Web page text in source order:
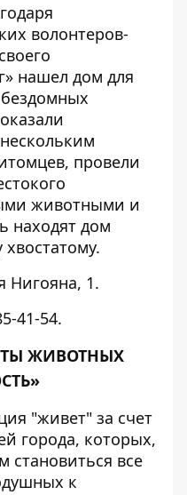
волонтеров-
нашел дом для
провели
животными и
находят дом
Нигояна, 1.
41-54.
ЖИВОТНЫХ
"живет" за счет
города, которых,
становиться все
к